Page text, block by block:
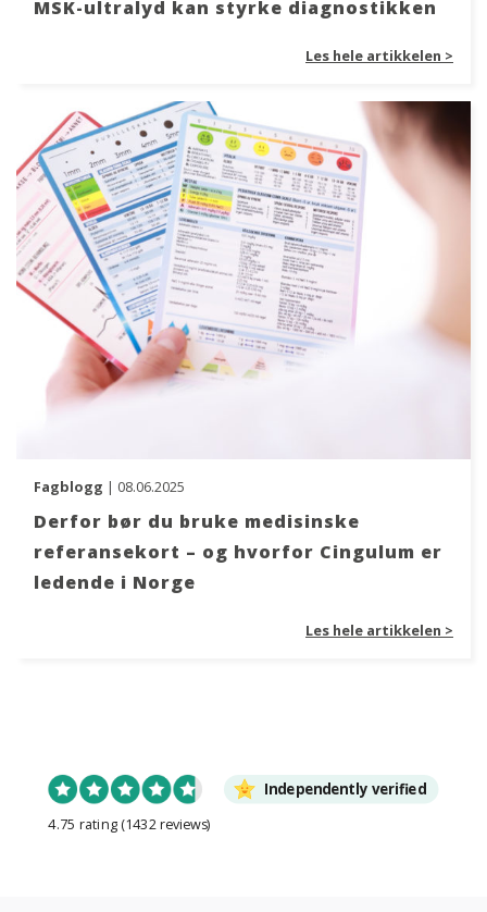
MSK-ultralyd kan styrke diagnostikken
Les hele artikkelen >
Fagblogg | 08.06.2025
Derfor bør du bruke medisinske
referansekort – og hvorfor Cingulum er
ledende i Norge
Les hele artikkelen >
Independently verified
4.75 rating (1432 reviews)